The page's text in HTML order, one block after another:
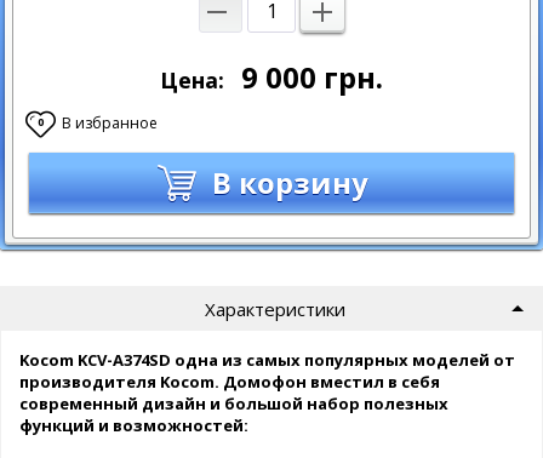
Цена: 9 000 грн.
0 В избранное
В корзину
Характеристики
Kocom KCV-A374SD одна из самых популярных моделей от
производителя Kocom. Домофон вместил в себя
современный дизайн и большой набор полезных
функций и возможностей: